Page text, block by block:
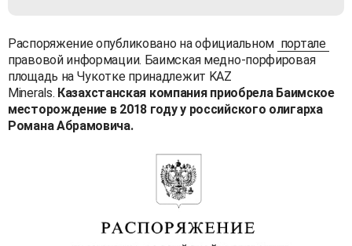
Распоряжение опубликовано на официальном портале
правовой информации. Баимская медно-порфировая
площадь на Чукотке принадлежит KAZ
Minerals. Казахстанская компания приобрела Баимское
месторождение в 2018 году у российского олигарха
Романа Абрамовича.